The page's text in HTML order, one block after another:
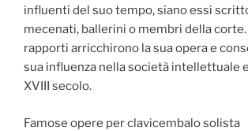
influenti del suo tempo, siano essi
mecenati, ballerini o membri della
rapporti arricchirono la sua opera e
sua influenza nella società intellettuale
XVIII secolo.
Famose opere per clavicembalo solista